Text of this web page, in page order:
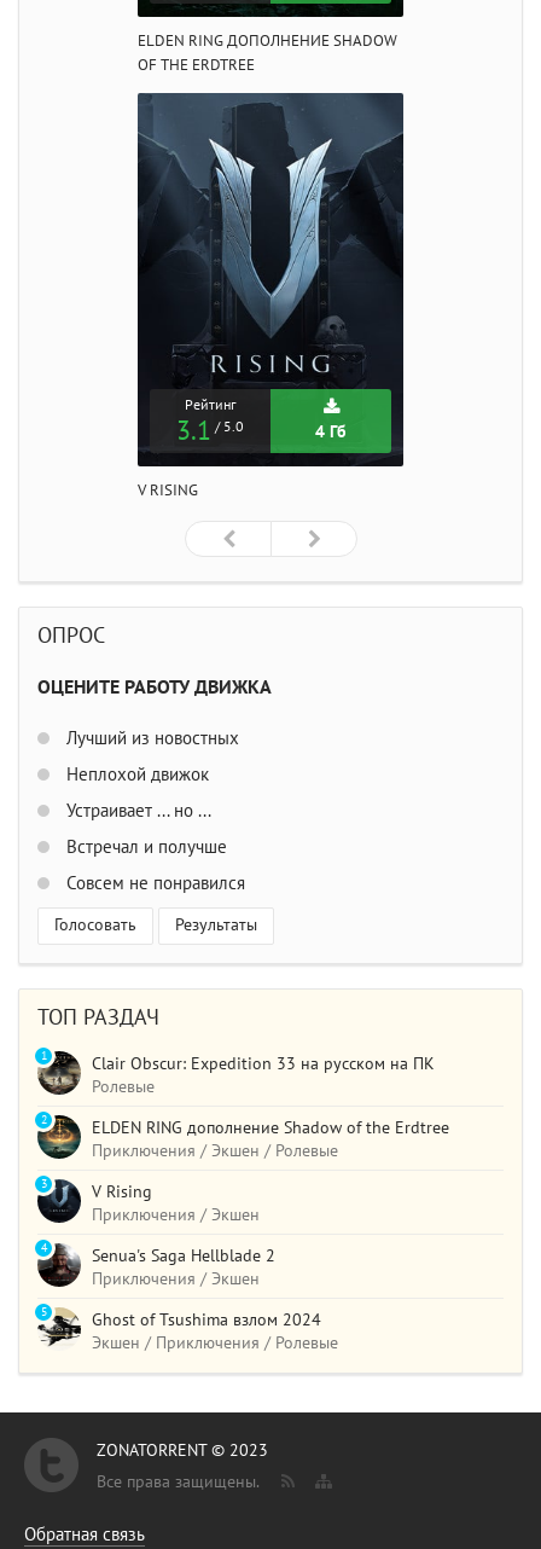
ELDEN RING ДОПОЛНЕНИЕ SHADOW
OF THE ERDTREE
Рейтинг
3.1 / 5.0 4 Гб
V RISING
ОПРОС
ОЦЕНИТЕ РАБОТУ ДВИЖКА
Лучший из новостных
Неплохой движок
Устраивает ... но ...
Встречал и получше
Совсем не понравился
Голосовать Результаты
ТОП РАЗДАЧ
Clair Obscur: Expedition 33 на русском на ПК
Ролевые
1
ELDEN RING дополнение Shadow of the Erdtree
Приключения / Экшен / Ролевые
2
V Rising
Приключения / Экшен
3
Senua's Saga Hellblade 2
Приключения / Экшен
4
Ghost of Tsushima взлом 2024
Экшен / Приключения / Ролевые
5
ZONATORRENT © 2023
Все права защищены.
Обратная связь